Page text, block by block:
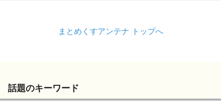
まとめくすアンテナ トップへ
話題のキーワード